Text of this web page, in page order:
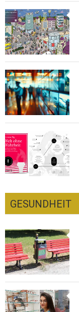
Pepe
GESUNDHEIT